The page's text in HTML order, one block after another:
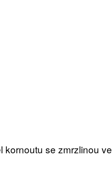
kornoutu se zmrzlinou ve